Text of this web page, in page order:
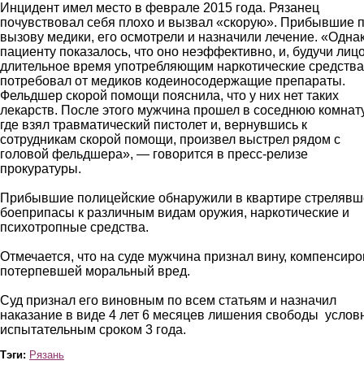
Инцидент имел место в феврале 2015 года. Рязанец
почувствовал себя плохо и вызвал «скорую». Прибывшие
вызову медики, его осмотрели и назначили лечение.
пациенту показалось, что оно неэффективно, и, будучи
длительное время употребляющим наркотические
потребовал от медиков кодеиносодержащие препараты.
Фельдшер скорой помощи пояснила, что у них нет таких
лекарств. После этого мужчина прошел в соседнюю
где взял травматический пистолет и, вернувшись к
сотрудникам скорой помощи, произвел выстрел рядом с
головой фельдшера», — говорится в пресс-релизе
прокуратуры.
Прибывшие полицейские обнаружили в квартире
боеприпасы к различным видам оружия, наркотические и
психотропные средства.
Отмечается, что на суде мужчина признал вину,
потерпевшей моральный вред.
Суд признал его виновным по всем статьям и назначил
наказание в виде 4 лет 6 месяцев лишения свободы
испытательным сроком 3 года.
Тэги: Рязань